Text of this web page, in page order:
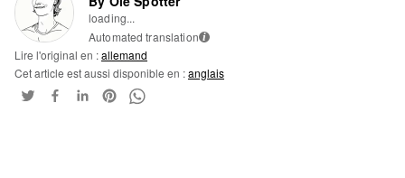
loading...
Automated translation i
Lire l'original en :allemand
Cet article est aussi disponible en :anglais